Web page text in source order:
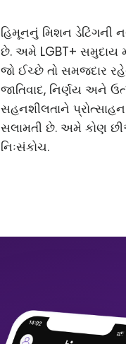
હિમૂનનું મિશન ડેટિંગની
છે. અમે LGBT+ સમુદાય
જો ઈચ્છે તો સમજદાર
જાતિવાદ, નિર્ણય અને
સહનશીલતાને
સલામતી છે. અમે કોણ
નિઃસંકોચ.